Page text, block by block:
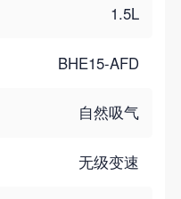
1.5L
BHE15-AFD
自然吸气
无级变速